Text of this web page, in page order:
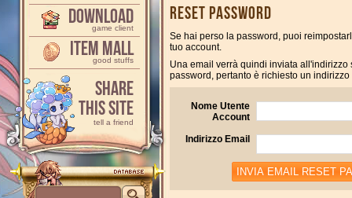
Download
game client
Item Mall
good stuffs
Share
This Site
tell a friend
Reset Password
Se hai perso la password, puoi
tuo account.
Una email verrà quindi inviata
password, pertanto è richiesto un
Nome Utente
Account
Indirizzo Email